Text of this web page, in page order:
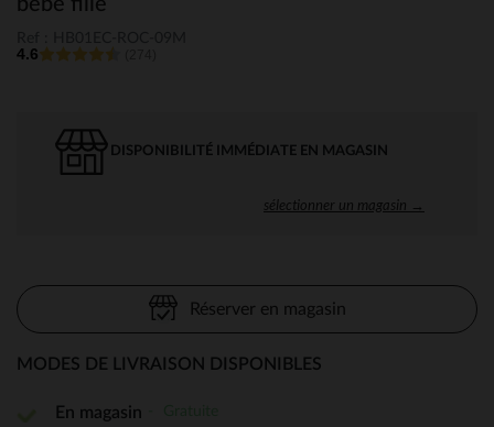
bébé fille
4.6
DISPONIBILITÉ IMMÉDIATE EN MAGASIN
sélectionner un magasin →
Réserver en magasin
MODES DE LIVRAISON DISPONIBLES
En magasin